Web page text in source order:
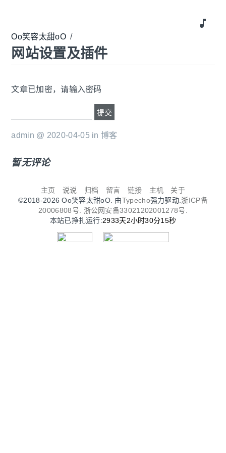
music_note
Oo笑容太甜oO /
网站设置及插件
文章已加密，请输入密码
admin @ 2020-04-05 in博客
暂无评论
主页 说说 归档 留言 链接 主机
关于
©2018-2026 Oo笑容太甜oO. 由Typecho强力驱动. 浙ICP备
20006808号. 浙公网安备33021202001278号.
本站已挣扎运行:2933天2小时30分15秒